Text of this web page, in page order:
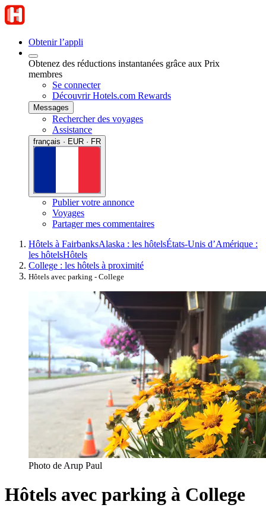
Obtenir l’appli
Obtenez des réductions instantanées grâce aux Prix
membres
Se connecter
Découvrir Hotels.com Rewards
Messages
Rechercher des voyages
Assistance
français · EUR · FR
Publier votre annonce
Voyages
Partager mes commentaires
Hôtels à FairbanksAlaska : les hôtelsÉtats-Unis d’Amérique :
les hôtelsHôtels
College : les hôtels à proximité
Hôtels avec parking - College
Photo de Arup Paul
Hôtels avec parking à College